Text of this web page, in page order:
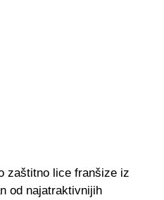
zaštitno lice franšize iz
od najatraktivnijih